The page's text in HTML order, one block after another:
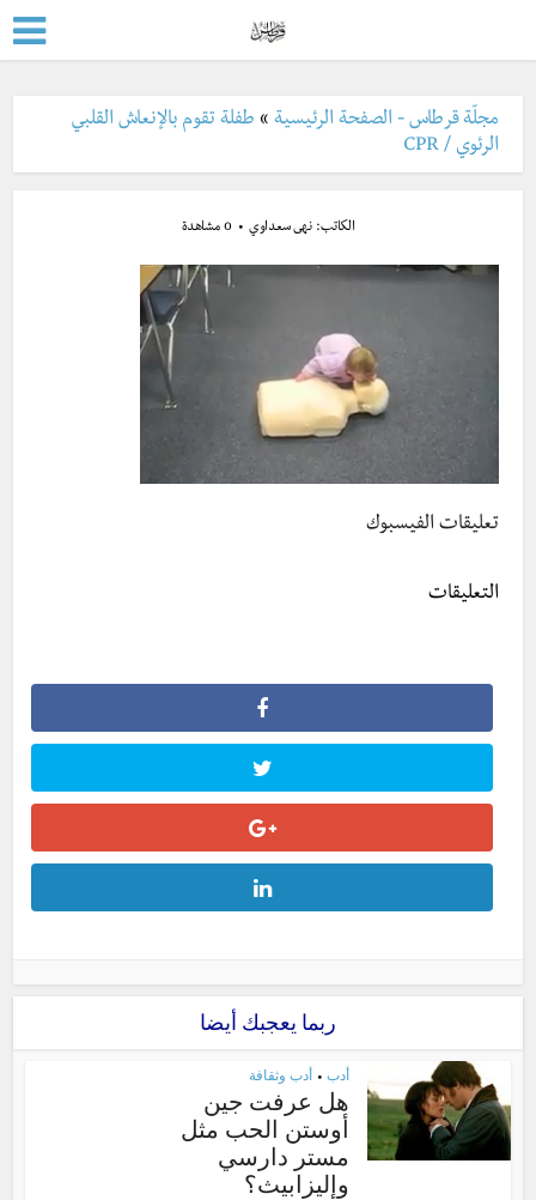
مجلّة قرطاس - الصفحة الرئيسية » طفلة تقوم بالإنعاش القلبي
الرئوي / CPR
الكاتب:نهى سعداوي 0 مشاهدة
تعليقات الفيسبوك
التعليقات
ربما يعجبك أيضا
أدب • أدب وثقافة
هل عرفت جين
أوستن الحب مثل
مستر دارسي
وإليزابيث؟